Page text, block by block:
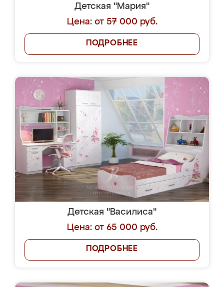
Детская "Мария"
Цена: от 57 000 руб.
ПОДРОБНЕЕ
Детская "Василиса"
Цена: от 65 000 руб.
ПОДРОБНЕЕ